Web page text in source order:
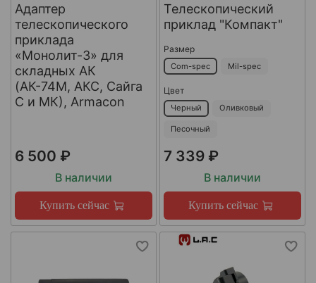
Адаптер
телескопического
приклада
«Монолит-3» для
складных АК
(АК-74М, АКС, Сайга
С и МК), Armacon
6 500 ₽
В наличии
Купить сейчас
Телескопический
приклад "Компакт"
Размер
Com-spec Mil-spec
Цвет
Черный Оливковый
Песочный
7 339 ₽
В наличии
Купить сейчас